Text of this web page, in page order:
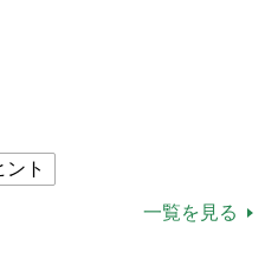
ト
一覧を見る